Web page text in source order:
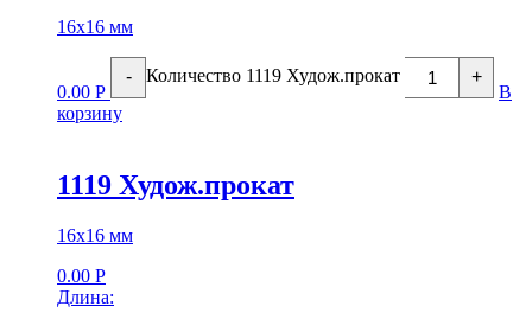
16х16 мм
0.00 Р
- Количество 1119 Худож.прокат +
В
корзину
1119 Худож.прокат
16х16 мм
0.00 Р
Длина: